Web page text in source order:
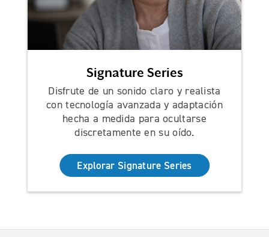
Signature Series
Disfrute de un sonido claro y realista
con tecnología avanzada y adaptación
hecha a medida para ocultarse
discretamente en su oído.
Explorar Signature Series